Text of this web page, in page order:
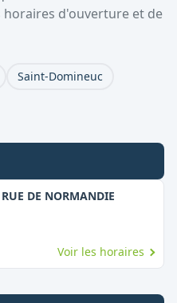
d'ouverture et de
Saint-Domineuc
DE NORMANDIE
Voir les horaires